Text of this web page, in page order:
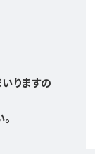
りますの